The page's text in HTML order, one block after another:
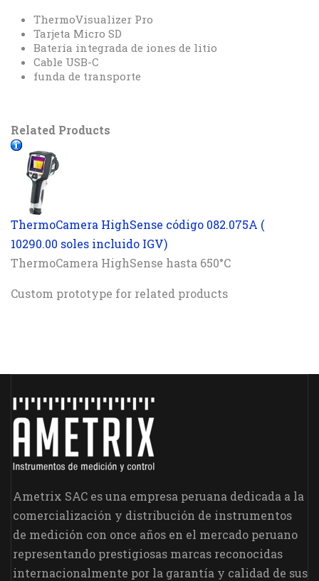
ThermoVisualizer Pro
Tarjeta Micro SD
Batería integrada de iones de litio
Cable USB-C
funda de transporte
Related Products
ThermoCamera HighSense código 082.075A (
10290.00 soles incluido IGV)
ThermoCamera HighSense hasta 650°C
Custom prototype for related products
Ametrix SAC es una empresa peruana dedicada a la
comercialización y distribución de instrumentos
de medición con once años en el mercado peruano
representando prestigiosas marcas reconocidas
internacionalmente por la garantía y calidad de sus